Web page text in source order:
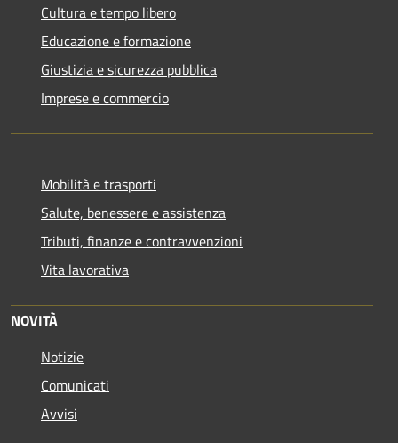
Cultura e tempo libero
Educazione e formazione
Giustizia e sicurezza pubblica
Imprese e commercio
Mobilità e trasporti
Salute, benessere e assistenza
Tributi, finanze e contravvenzioni
Vita lavorativa
NOVITÀ
Notizie
Comunicati
Avvisi